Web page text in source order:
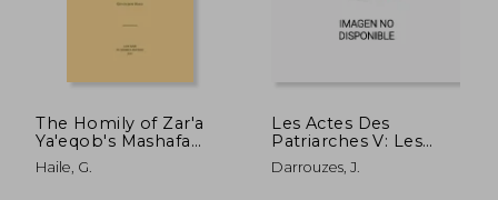
The Homily of Zar'a
Ya'eqob's Mashafa
Berhan on the Rite of
Baptism and
Haile, G.
Les Actes Des
Patriarches V: Les
Regestes de 1310 a
1376 (en Francés)
Darrouzes, J.